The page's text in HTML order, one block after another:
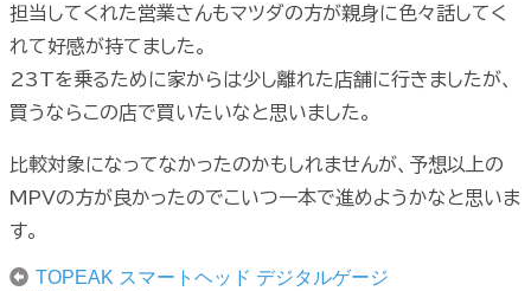
担当してくれた営業さんもマツダの方が親身に色々話してく
れて好感が持てました。
23Tを乗るために家からは少し離れた店舗に行きましたが、
買うならこの店で買いたいなと思いました。
比較対象になってなかったのかもしれませんが、予想以上の
MPVの方が良かったのでこいつ一本で進めようかなと思いま
す。
TOPEAK スマートヘッド デジタルゲージ